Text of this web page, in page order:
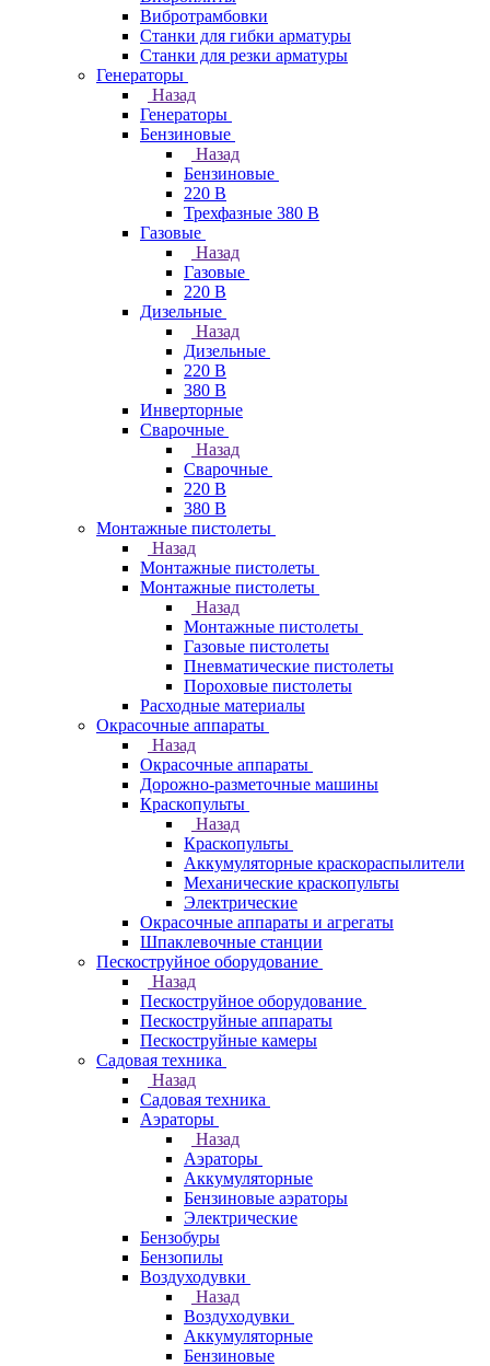
Вибротрамбовки
Станки для гибки арматуры
Станки для резки арматуры
Генераторы
Назад
Генераторы
Бензиновые
Назад
Бензиновые
220 В
Трехфазные 380 В
Газовые
Назад
Газовые
220 В
Дизельные
Назад
Дизельные
220 В
380 В
Инверторные
Сварочные
Назад
Сварочные
220 В
380 В
Монтажные пистолеты
Назад
Монтажные пистолеты
Монтажные пистолеты
Назад
Монтажные пистолеты
Газовые пистолеты
Пневматические пистолеты
Пороховые пистолеты
Расходные материалы
Окрасочные аппараты
Назад
Окрасочные аппараты
Дорожно-разметочные машины
Краскопульты
Назад
Краскопульты
Аккумуляторные краскораспылители
Механические краскопульты
Электрические
Окрасочные аппараты и агрегаты
Шпаклевочные станции
Пескоструйное оборудование
Назад
Пескоструйное оборудование
Пескоструйные аппараты
Пескоструйные камеры
Садовая техника
Назад
Садовая техника
Аэраторы
Назад
Аэраторы
Аккумуляторные
Бензиновые аэраторы
Электрические
Бензобуры
Бензопилы
Воздуходувки
Назад
Воздуходувки
Аккумуляторные
Бензиновые